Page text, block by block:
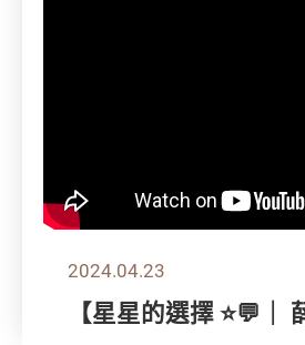
2024.04.23
【星星的選擇 ⭐💬｜